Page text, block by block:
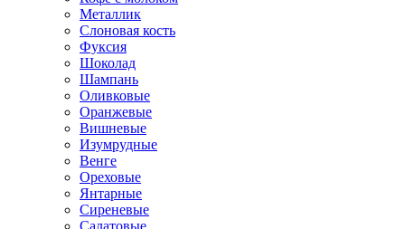
Металлик
Слоновая кость
Фуксия
Шоколад
Шампань
Оливковые
Оранжевые
Вишневые
Изумрудные
Венге
Ореховые
Янтарные
Сиреневые
Салатовые